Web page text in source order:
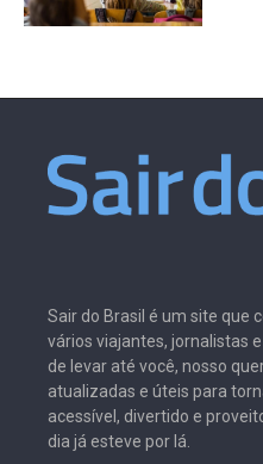
Sair do Brasil é um site que
vários viajantes, jornalistas
de levar até você, nosso
atualizadas e úteis para
acessível, divertido e
dia já esteve por lá.